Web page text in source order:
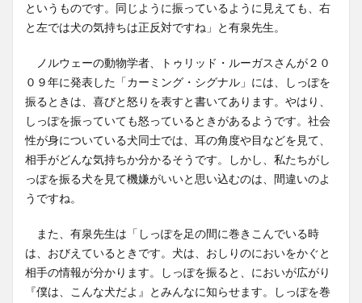
というものです。同じように振っているように見えても、右
と左では犬の気持ちは正反対ですね」と有泉先生。
ノルウェーの動物学者、トゥリッド・ルーガスさんが２０
０９年に発表した「カーミング・シグナル」には、しっぽを
振るときは、喜びと怒りを表すと書いてあります。やはり、
しっぽを振っていても怒っているときがあるようです。社会
性が身についている犬同士では、耳の角度や目などを見て、
相手がどんな気持ちか分かるそうです。しかし、私たちがし
っぽを振る犬を見て機嫌がいいと思い込むのは、間違いのよ
うですね。
また、有泉先生は「しっぽを足の間に巻きこんでいる時
は、おびえているときです。犬は、おしりのにおいをかぐと
相手の情報が分かります。しっぽを振ると、においが広がり
『僕は、こんな犬だよ』とみんなに知らせます。しっぽを巻